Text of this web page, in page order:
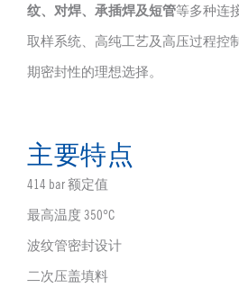
纹、对焊、承插焊及短管等多种连
取样系统、高纯工艺及高压过程控
期密封性的理想选择。
主要特点
414 bar 额定值
最高温度 350°C
波纹管密封设计
二次压盖填料